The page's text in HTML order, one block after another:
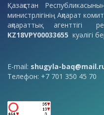
Қазақстан
министрлігінің Ақпарат
ақпараттық агенттігі
KZ18VPY00033655 куәлігі
E-mail: shugyla-
Телефон: +7 701 350 45 70